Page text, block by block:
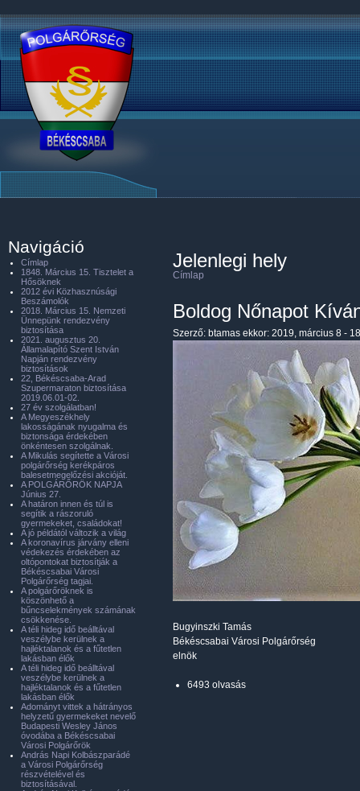
Jelenlegi hely
Címlap
Boldog Nőnapot
Szerző: btamas ekkor: 2019, március 8 -
Bugyinszki Tamás
Békéscsabai Városi Polgárőrség
elnök
6493 olvasás
Navigáció
Címlap
1848. Március 15. Tisztelet a
Hősöknek
2012 évi Közhasznúsági
Beszámolók
2018. Március 15. Nemzeti
Ünnepünk rendezvény
biztosítása
2021. augusztus 20.
Államalapító Szent István
Napján rendezvény
biztosítások
22, Békéscsaba-Arad
Szupermaraton biztosítása
2019.06.01-02.
27 év szolgálatban!
A Megyeszékhely
lakosságának nyugalma és
biztonsága érdekében
önkéntesen szolgálnak.
A Mikulás segítette a Városi
polgárőrség kerékpáros
balesetmegelőzési akcióját.
A POLGÁRŐRÖK NAPJA
Június 27.
A határon innen és túl is
segítik a rászoruló
gyermekeket, családokat!
A jó példától változik a világ
A koronavírus járvány elleni
védekezés érdekében az
oltópontokat biztosítják a
Békéscsabai Városi
Polgárőrség tagjai.
A polgárőröknek is
köszönhető a
bűncselekmények számának
csökkenése.
A téli hideg idő beálltával
veszélybe kerülnek a
hajléktalanok és a fűtetlen
lakásban élők
A téli hideg idő beálltával
veszélybe kerülnek a
hajléktalanok és a fűtetlen
lakásban élők
Adományt vittek a hátrányos
helyzetű gyermekeket nevelő
Budapesti Wesley János
óvodába a Békéscsabai
Városi Polgárőrök
András Napi Kolbászparádé
a Városi Polgárőrség
részvételével és
biztosításával.